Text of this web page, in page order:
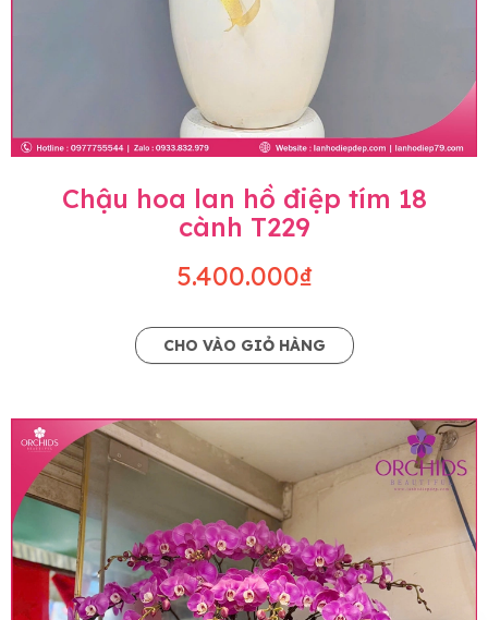
Chậu hoa lan hồ điệp tím 18
cành T229
5.400.000₫
CHO VÀO GIỎ HÀNG